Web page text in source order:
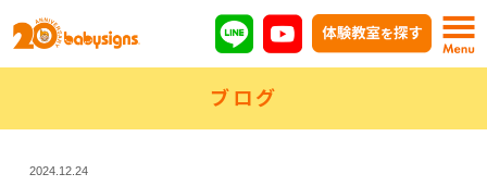
ブログ
2024.12.24